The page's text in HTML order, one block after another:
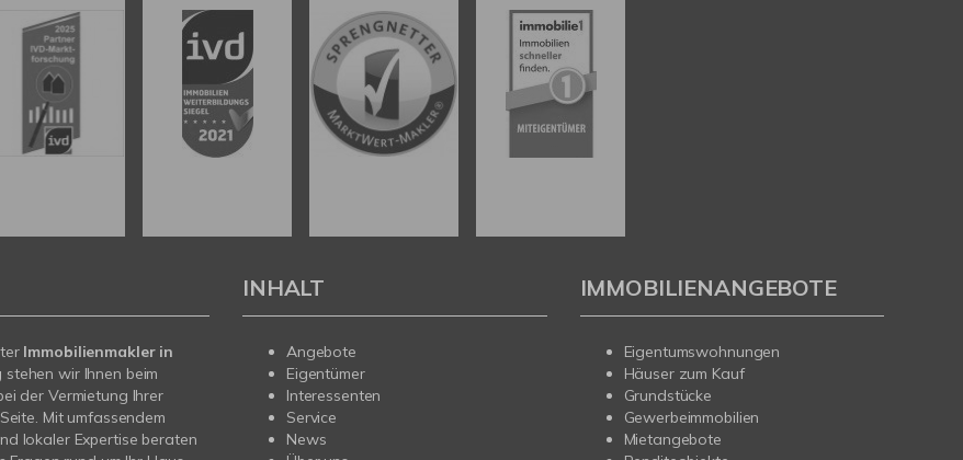
Immobilienmakler in
stehen wir Ihnen beim
der Vermietung Ihrer
Mit umfassendem
lokaler Expertise beraten
INHALT
Angebote
Eigentümer
Interessenten
Service
News
IMMOBILIENANGEBOTE
Eigentumswohnungen
Häuser zum Kauf
Grundstücke
Gewerbeimmobilien
Mietangebote